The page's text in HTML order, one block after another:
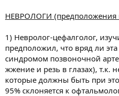
НЕВРОЛОГИ (предположения
1) Невролог-цефалголог,
предположил, что вряд ли
синдромом позвоночной
жжение и резь в глазах), т.к.
которые должны быть при
95% склоняется к